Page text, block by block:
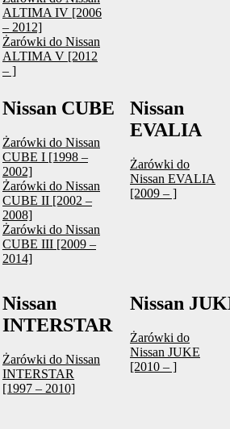
ALTIMA IV [2006
– 2012]
Żarówki do Nissan
ALTIMA V [2012
– ]
Nissan CUBE
Żarówki do Nissan
CUBE I [1998 –
2002]
Żarówki do Nissan
CUBE II [2002 –
2008]
Żarówki do Nissan
CUBE III [2009 –
2014]
Nissan
EVALIA
Żarówki do
Nissan EVALIA
[2009 – ]
Nissan
INTERSTAR
Żarówki do Nissan
INTERSTAR
[1997 – 2010]
Nissan
Żarówki do
Nissan JUKE
[2010 – ]